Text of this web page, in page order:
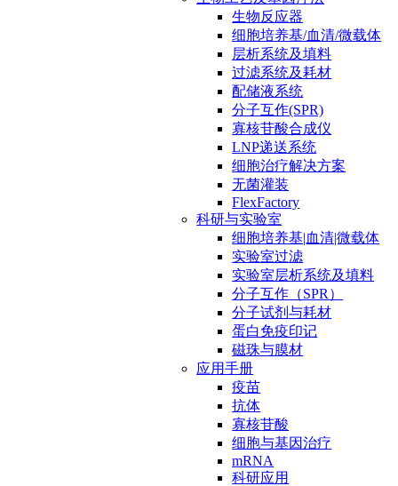
生物反应器
细胞培养基/血清/微载体
层析系统及填料
过滤系统及耗材
配储液系统
分子互作(SPR)
寡核苷酸合成仪
LNP递送系统
细胞治疗解决方案
无菌灌装
FlexFactory
科研与实验室
细胞培养基|血清|微载体
实验室过滤
实验室层析系统及填料
分子互作（SPR）
分子试剂与耗材
蛋白免疫印记
磁珠与膜材
应用手册
疫苗
抗体
寡核苷酸
细胞与基因治疗
mRNA
科研应用